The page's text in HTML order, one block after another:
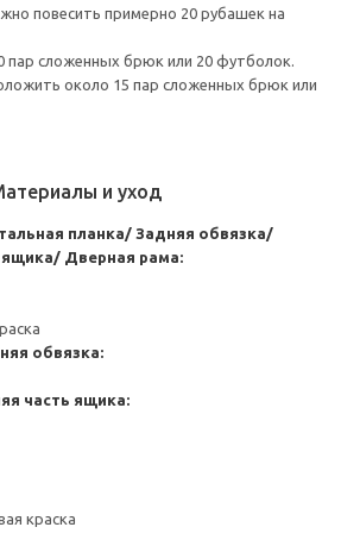
повесить примерно 20 рубашек на
сложенных брюк или 20 футболок.
около 15 пар сложенных брюк или
и уход
планка/ Задняя обвязка/
Дверная рама:
обвязка:
часть ящика:
краска